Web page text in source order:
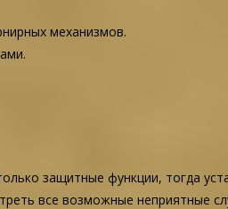
механизмов.
защитные функции, тогда
все возможные неприятные